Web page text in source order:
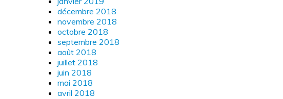
décembre 2018
novembre 2018
octobre 2018
septembre 2018
août 2018
juillet 2018
juin 2018
mai 2018
avril 2018